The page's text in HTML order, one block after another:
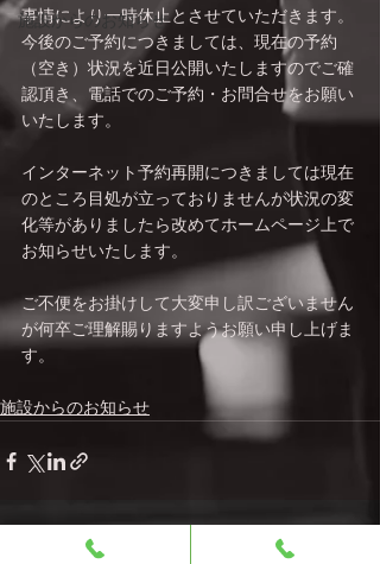
施設からのお知らせ
事情により一時休止とさせていただきます。
​今後のご予約につきましては、現在の予約
（空き）状況を近日公開いたしますのでご確
認頂き、電話でのご予約・お問合せをお願い
いたします。
インターネット予約再開につきましては現在
のところ目処が立っておりませんが状況の変
化等がありましたら改めてホームページ上で
お知らせいたします。
​ご不便をお掛けして大変申し訳ございません
が何卒ご理解賜りますようお願い申し上げま
す。
施設からのお知らせ